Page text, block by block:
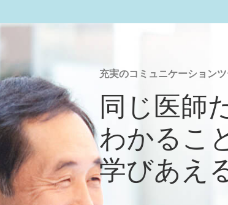
充実のコミュニケーション
同じ医師
わかるこ
学びあえ